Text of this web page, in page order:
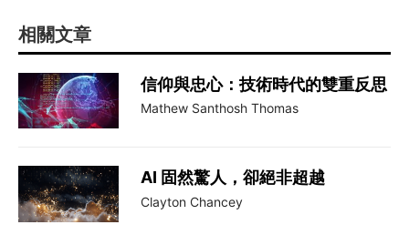
相關文章
信仰與忠心：技術時代的雙重反思
Mathew Santhosh Thomas
AI 固然驚人，卻絕非超越
Clayton Chancey